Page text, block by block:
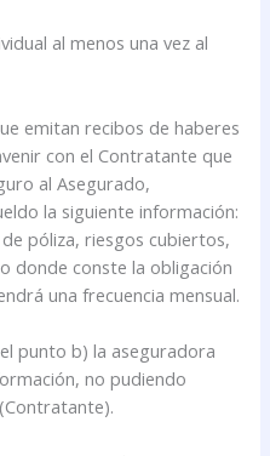
al menos una vez al
emitan recibos de haberes
con el Contratante que
al Asegurado,
la siguiente información:
póliza, riesgos cubiertos,
donde conste la obligación
una frecuencia mensual.
punto b) la aseguradora
no pudiendo